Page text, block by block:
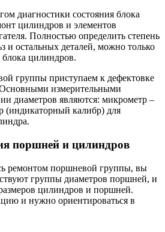
диагностики состояния блока
цилиндров и элементов
Полностью определить степень
и остальных деталей, можно только
блока цилиндров.
группы приступаем к дефектовке
измерительными
диаметров являются: микрометр –
(индикаторный калибр) для
поршней и цилиндров
ремонтом поршневой группы, вы
группы диаметров поршней, и
цилиндров и поршней.
и нужно ориентироваться в